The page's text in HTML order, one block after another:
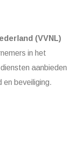
(VVNL)
in het
aanbieden
en beveiliging.